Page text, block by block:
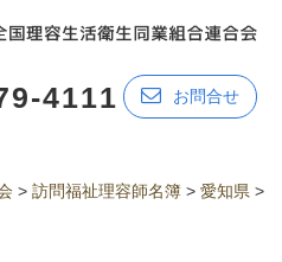
4111 お問合せ
>訪問福祉理容師名簿 >愛知県 >